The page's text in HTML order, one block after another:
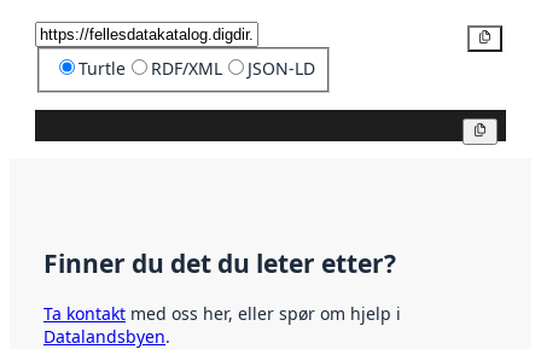
Turtle RDF/XML JSON-LD
Finner du det du leter etter?
Ta kontakt med oss her, eller spør om hjelp i
Datalandsbyen.